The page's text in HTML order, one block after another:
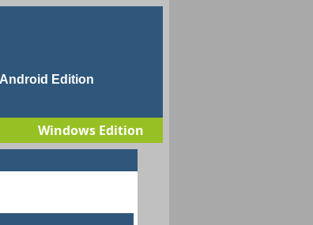
Edition
Windows Edition